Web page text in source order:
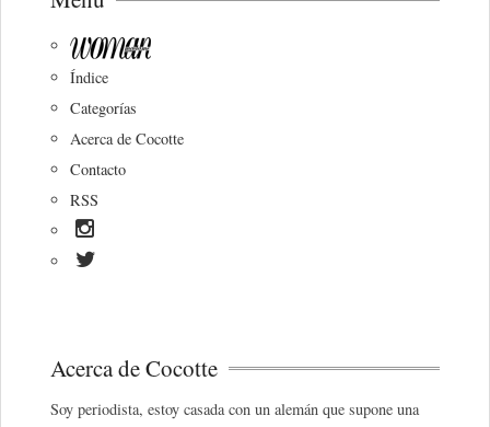
Índice
Categorías
Acerca de Cocotte
Contacto
RSS
Acerca de Cocotte
Soy periodista, estoy casada con un alemán que supone una